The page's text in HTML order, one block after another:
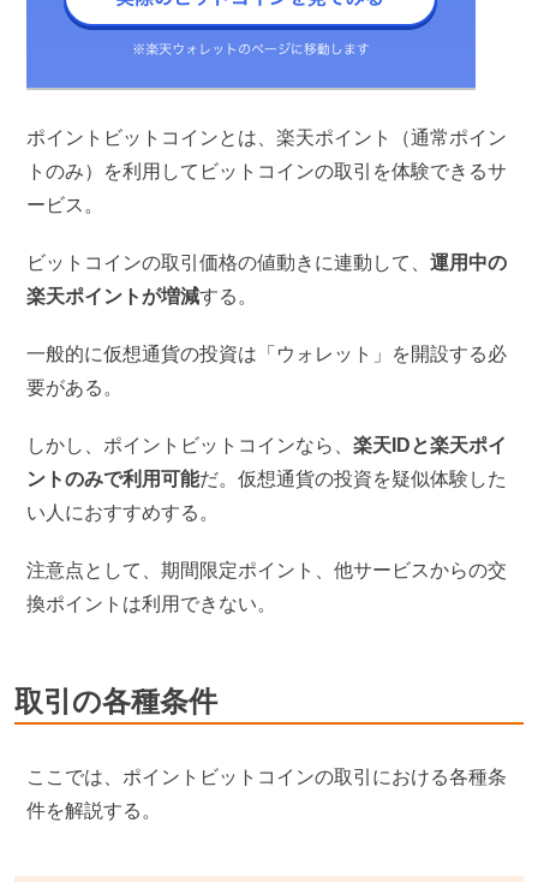
ポイントビットコインとは、楽天ポイント（通常ポイン
トのみ）を利用してビットコインの取引を体験できるサ
ービス。
ビットコインの取引価格の値動きに連動して、 運用中の
楽天ポイントが増減する。
一般的に仮想通貨の投資は「ウォレット」を開設する必
要がある。
しかし、ポイントビットコインなら、 楽天IDと楽天ポイ
ントのみで利用可能だ。仮想通貨の投資を疑似体験した
い人におすすめする。
注意点として、期間限定ポイント、他サービスからの交
換ポイントは利用できない。
取引の各種条件
ここでは、ポイントビットコインの取引における各種条
件を解説する。